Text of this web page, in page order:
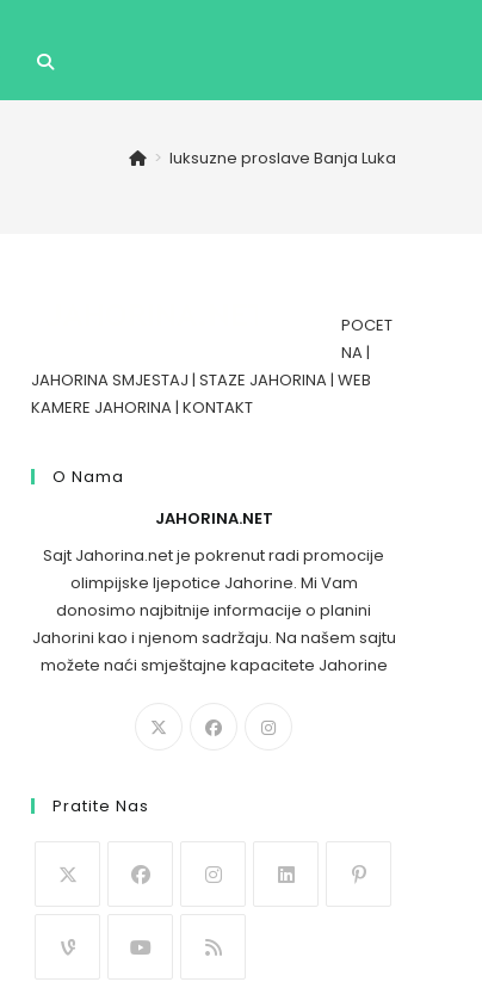
TOGGLE
> luksuzne proslave Banja Luka
POCET
NA|
JAHORINA SMJESTAJ | STAZE JAHORINA| WEB
KAMERE JAHORINA| KONTAKT
O Nama
JAHORINA.NET
Sajt Jahorina.net je pokrenut radi promocije
olimpijske ljepotice Jahorine. Mi Vam
donosimo najbitnije informacije o planini
Jahorini kao i njenom sadržaju. Na našem sajtu
možete naći smještajne kapacitete Jahorine
Pratite Nas